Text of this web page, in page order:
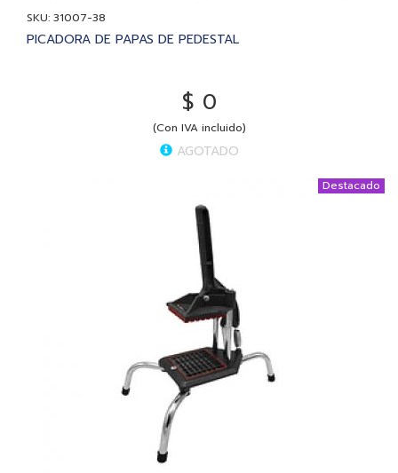
SKU: 31007-38
PICADORA DE PAPAS DE PEDESTAL
$ 0
(Con IVA incluido)
AGOTADO
Destacado